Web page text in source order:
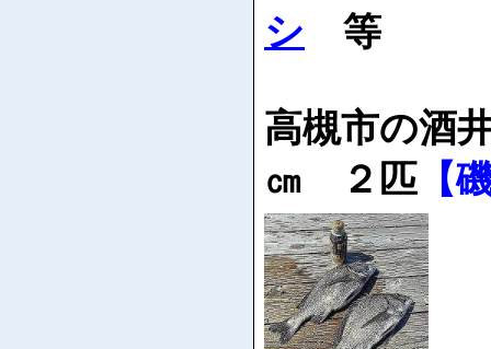
シ 等
高槻市の酒
㎝ ２匹 【